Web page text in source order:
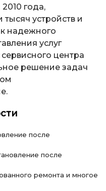
года,
устройств и
надежного
услуг
центра
решение задач
после
после
ремонта и многое